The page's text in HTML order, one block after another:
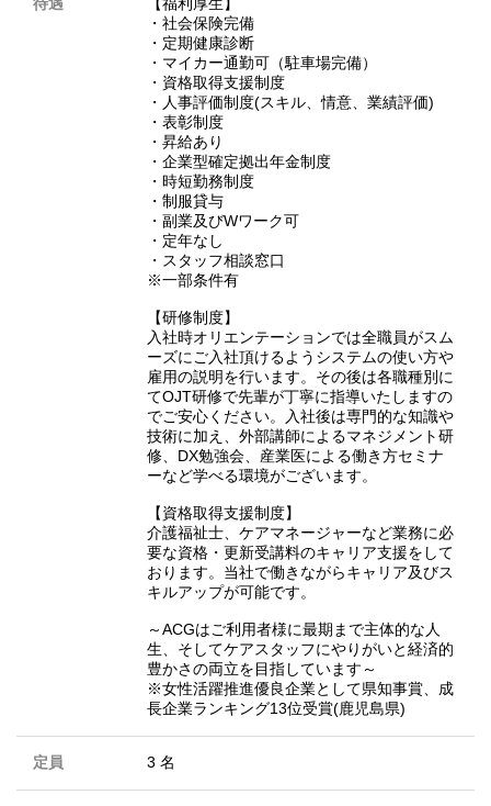
待遇
【福利厚生】
・社会保険完備
・定期健康診断
・マイカー通勤可（駐車場完備）
・資格取得支援制度
・人事評価制度(スキル、情意、業績評価)
・表彰制度
・昇給あり
・企業型確定拠出年金制度
・時短勤務制度
・制服貸与
・副業及びWワーク可
・定年なし
・スタッフ相談窓口
※一部条件有
【研修制度】
入社時オリエンテーションでは全職員がスム
ーズにご入社頂けるようシステムの使い方や
雇用の説明を行います。その後は各職種別に
てOJT研修で先輩が丁寧に指導いたしますの
でご安心ください。入社後は専門的な知識や
技術に加え、外部講師によるマネジメント研
修、DX勉強会、産業医による働き方セミナ
ーなど学べる環境がございます。
【資格取得支援制度】
介護福祉士、ケアマネージャーなど業務に必
要な資格・更新受講料のキャリア支援をして
おります。当社で働きながらキャリア及びス
キルアップが可能です。
～ACGはご利用者様に最期まで主体的な人
生、そしてケアスタッフにやりがいと経済的
豊かさの両立を目指しています～
※女性活躍推進優良企業として県知事賞、成
長企業ランキング13位受賞(鹿児島県)
定員 3 名